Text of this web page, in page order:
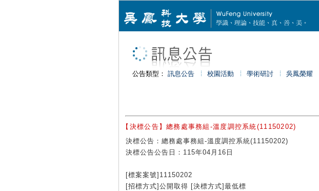
公告類型： 訊息公告 校園活動 學術研討 吳鳳榮耀
【決標公告】總務處事務組-溫度調控系統(11150202)
決標公告：總務處事務組-溫度調控系統(11150202)
決標公告公告日：115年04月16日
[標案案號]11150202
[招標方式]公開取得 [決標方式]最低標